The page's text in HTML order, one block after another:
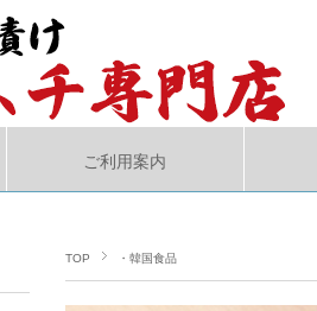
ご利用案内
TOP ・韓国食品